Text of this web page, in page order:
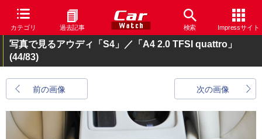
カテゴリ 過去記事 検索 Impressサイト
写真で見るアウディ「S4」／「A4 2.0 TFSI quattro」
(44/83)
前の画像 次の画像